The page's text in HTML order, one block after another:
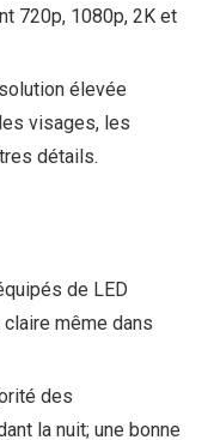
720p, 1080p, 2K et
élevée
visages, les
détails.
de LED
même dans
des
la nuit; une bonne